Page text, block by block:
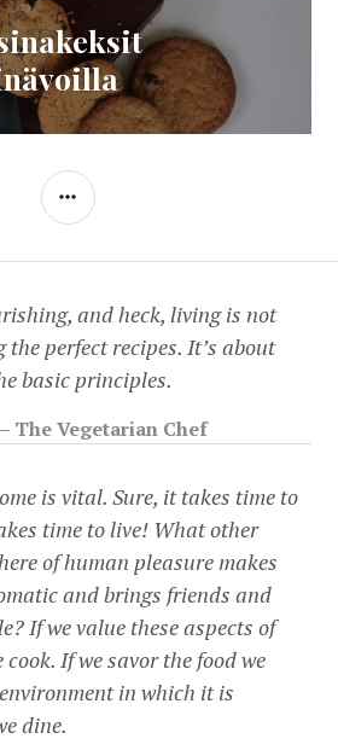
SIDEBAR
and heck, living is not
perfect recipes. It’s about
basic principles.
The Vegetarian Chef
is vital. Sure, it takes time to
time to live! What other
of human pleasure makes
and brings friends and
If we value these aspects of
If we savor the food we
in which it is
dine.